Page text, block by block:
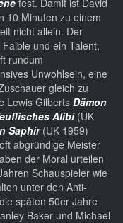
fest. Damit ist David
10 Minuten zu einem
nicht allein. Der
und ein Talent,
rundum
Unwohlsein, eine
gleich zu
Lewis Gilberts Dämon
Alibi(UK
Saphir (UK 1959)
abgründige Meister
der Moral urteilen
Schauspieler wie
unter den Anti-
späten 50er Jahre
Baker und Michael